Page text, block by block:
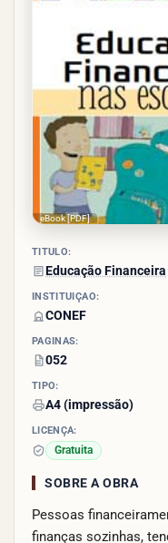
eBook [PDF]
TÍTULO:
Educação Financeira
INSTITUIÇÃO:
CONEF
PÁGINAS:
052
TIPO:
A4 (impressão)
LICENÇA:
Gratuita
SOBRE A OBRA
Pessoas
finanças sozinhas,